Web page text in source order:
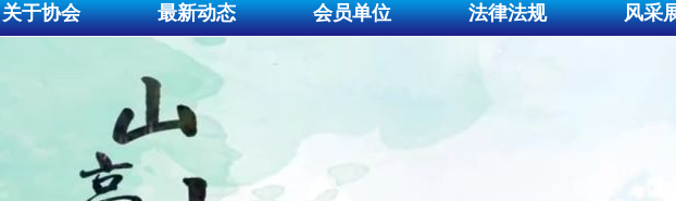
关于协会 最新动态
协会动态
通知公告
会员单位 法律法规 风采